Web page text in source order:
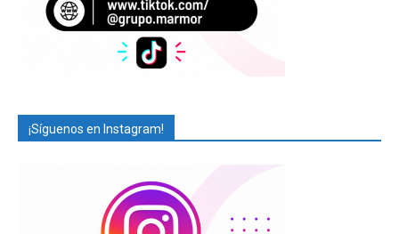
¡Síguenos en Instagram!